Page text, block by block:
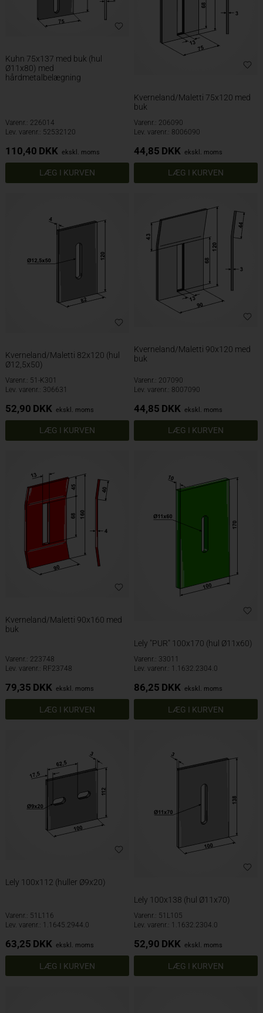
Kuhn 75x137 med buk (hul
Ø11x80) med
hårdmetalbelægning
Varenr.: 226014
Lev. varenr.: 52532120
110,40 DKK ekskl. moms
Kverneland/Maletti 75x120 med
buk
Varenr.: 206090
Lev. varenr.: 8006090
44,85 DKK ekskl. moms
Kverneland/Maletti 82x120 (hul
Ø12,5x50)
Varenr.: 51-K301
Lev. varenr.: 306631
52,90 DKK ekskl. moms
Kverneland/Maletti 90x120 med
buk
Varenr.: 207090
Lev. varenr.: 8007090
44,85 DKK ekskl. moms
Kverneland/Maletti 90x160 med
buk
Varenr.: 223748
Lev. varenr.: RF23748
79,35 DKK ekskl. moms
Lely "PUR" 100x170 (hul Ø11x60)
Varenr.: 33011
Lev. varenr.: 1.1632.2304.0
86,25 DKK ekskl. moms
Lely 100x112 (huller Ø9x20)
Varenr.: 51L116
Lev. varenr.: 1.1645.2944.0
63,25 DKK ekskl. moms
Lely 100x138 (hul Ø11x70)
Varenr.: 51L105
Lev. varenr.: 1.1632.2304.0
52,90 DKK ekskl. moms